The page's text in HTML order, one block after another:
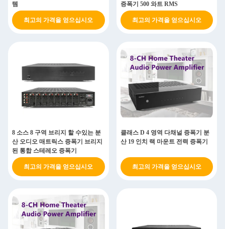
템
최고의 가격을 얻으십시오
증폭기 500 와트 RMS
최고의 가격을 얻으십시오
8 소스 8 구역 브리지 할 수있는 분
산 오디오 매트릭스 증폭기 브리지
된 통합 스테레오 증폭기
최고의 가격을 얻으십시오
클래스 D 4 영역 다채널 증폭기 분
산 19 인치 랙 마운트 전력 증폭기
최고의 가격을 얻으십시오